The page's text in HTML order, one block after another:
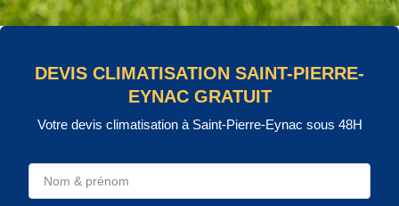
DEVIS CLIMATISATION SAINT-PIERRE-
EYNAC GRATUIT
Votre devis climatisation à Saint-Pierre-Eynac sous 48H